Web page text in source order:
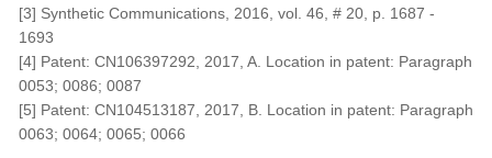
[3] Synthetic Communications, 2016, vol. 46, # 20, p. 1687 -
1693
[4] Patent: CN106397292, 2017, A. Location in patent: Paragraph
0053; 0086; 0087
[5] Patent: CN104513187, 2017, B. Location in patent: Paragraph
0063; 0064; 0065; 0066